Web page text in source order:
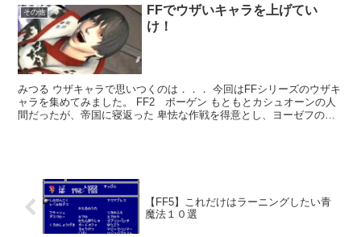
その他
FFでウザいキャラを上げてい
け！
みつる ウザキャラで思いつくのは．．． 今回はFFシリーズのウザキ
ャラを集めてみました。 FF2 ボーゲン もともとカシュオーンの人
間だったが、帝国に寝返った 卑怯な作戦を得意とし、ヨーゼフの
【FF5】これだけはラーニングしたい青
魔法１０選